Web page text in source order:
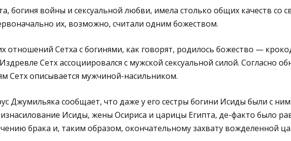
богиня войны и сексуальной любви, имела столько общих качеств со
их, возможно, считали одним божеством.
отношений Сетха с богинями, как говорят, родилось божество —
Сетх ассоциировался с мужской сексуальной силой. Согласно
Сетх описывается мужчиной-насильником.
Джумильяка сообщает, что даже у его сестры богини Исиды были с
Исиды, жены Осириса и царицы Египта, де-факто было
брака и, таким образом, окончательному захвату вожделенной